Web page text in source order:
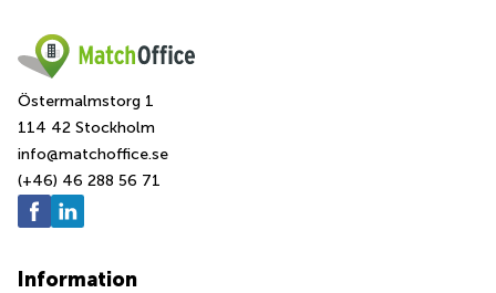
Östermalmstorg 1
114 42 Stockholm
info@matchoffice.se
(+46) 46 288 56 71
Information